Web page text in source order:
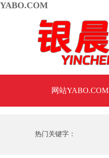
YABO.COM
网站YABO.COM
热门关键字：